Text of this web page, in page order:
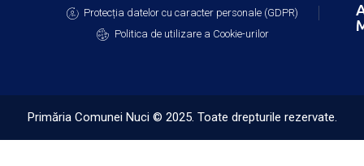
Protecția datelor cu caracter personale (GDPR)
Politica de utilizare a Cookie-urilor
Primăria Comunei Nuci © 2025. Toate drepturile rezervate.